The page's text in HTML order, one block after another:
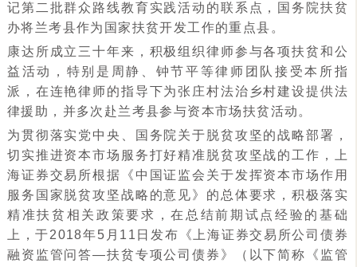
记第二批群众路线教育实践活动的联系点，国务院扶贫
办将兰考县作为国家扶贫开发工作的重点县。
康达所成立三十年来，积极组织律师参与各项扶贫和公
益活动，特别是周静、钟节平等律师团队接受本所指
派，在连艳律师的指导下为张庄村法治乡村建设提供法
律援助，并多次赴兰考县参与资本市场扶贫活动。
为贯彻落实党中央、国务院关于脱贫攻坚的战略部署，
切实推进资本市场服务打好精准脱贫攻坚战的工作，上
海证券交易所根据《中国证监会关于发挥资本市场作用
服务国家脱贫攻坚战略的意见》的总体要求，积极落实
精准扶贫相关政策要求，在总结前期试点经验的基础
上，于2018年5 月 11 日发布《上海证券交易所公司债券
融资监管问答—扶贫专项公司债券》（以下简称《监管